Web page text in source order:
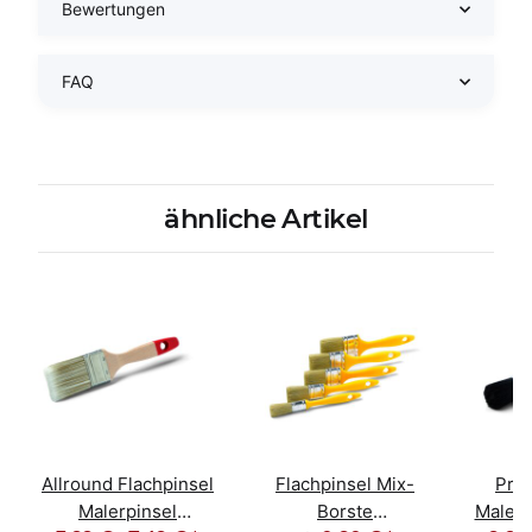
Bewertungen
FAQ
ähnliche Artikel
Allround Flachpinsel
Malerpinsel
Flachpinsel Mix-
Borste